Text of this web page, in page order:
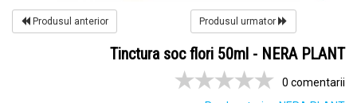
Produsul anterior Produsul urmator
Tinctura soc flori 50ml - NERA PLANT
0 comentarii